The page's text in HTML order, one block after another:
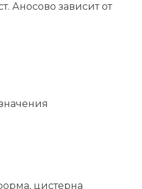
Аносово зависит от
цистерна